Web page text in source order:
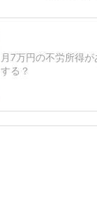
月7万円の不労所得
する？